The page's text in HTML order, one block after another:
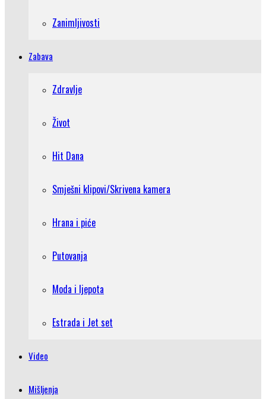
Zanimljivosti
Zabava
Zdravlje
Život
Hit Dana
Smješni klipovi/Skrivena kamera
Hrana i piće
Putovanja
Moda i ljepota
Estrada i Jet set
Video
Mišljenja